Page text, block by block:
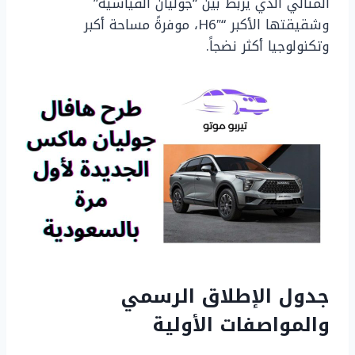
وشقيقتها الأكبر “H6″، موفرةً مساحة أكبر
وتكنولوجيا أكثر نضجاً.
جدول الإطلاق الرسمي
والمواصفات الأولية